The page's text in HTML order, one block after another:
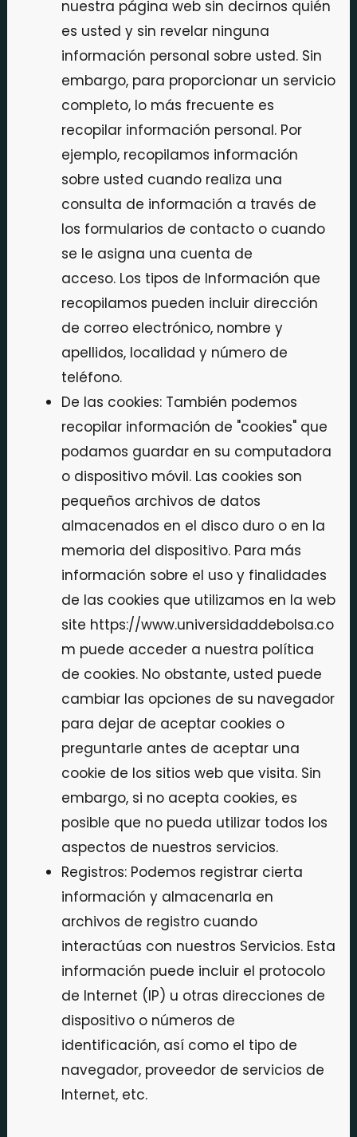
nuestra página web sin decirnos quién
es usted y sin revelar ninguna
información personal sobre usted. Sin
embargo, para proporcionar un servicio
completo, lo más frecuente es
recopilar información personal. Por
ejemplo, recopilamos información
sobre usted cuando realiza una
consulta de información a través de
los formularios de contacto o cuando
se le asigna una cuenta de
acceso. Los tipos de Información que
recopilamos pueden incluir dirección
de correo electrónico, nombre y
apellidos, localidad y número de
teléfono.
De las cookies: También podemos
recopilar información de "cookies" que
podamos guardar en su computadora
o dispositivo móvil. Las cookies son
pequeños archivos de datos
almacenados en el disco duro o en la
memoria del dispositivo. Para más
información sobre el uso y finalidades
de las cookies que utilizamos en la web
site https://www.universidaddebolsa.co
m puede acceder a nuestra política
de cookies. No obstante, usted puede
cambiar las opciones de su navegador
para dejar de aceptar cookies o
preguntarle antes de aceptar una
cookie de los sitios web que visita. Sin
embargo, si no acepta cookies, es
posible que no pueda utilizar todos los
aspectos de nuestros servicios.
Registros: Podemos registrar cierta
información y almacenarla en
archivos de registro cuando
interactúas con nuestros Servicios. Esta
información puede incluir el protocolo
de Internet (IP) u otras direcciones de
dispositivo o números de
identificación, así como el tipo de
navegador, proveedor de servicios de
Internet, etc.